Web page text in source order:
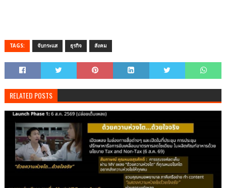
TAGS: จับกระแส ธุรกิจ สังคม
RELATED POSTS